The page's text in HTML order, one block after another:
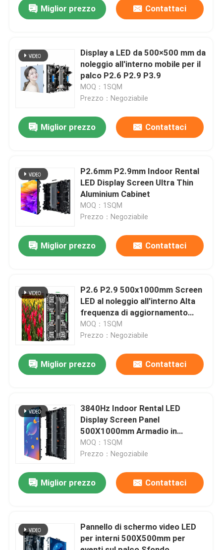
Prodotti
Video
Spettacolo VR
Visita alla fabbrica
Controllo della qualità
Contattaci
Chiedi un preventivo
Miglior prezzo Contattaci
Display a LED da 500×500 mm da
noleggio all'interno mobile per il
palco P2.6 P2.9 P3.9
MOQ：1SQM
Prezzo：Negoziabile
Miglior prezzo Contattaci
P2.6mm P2.9mm Indoor Rental
LED Display Screen Ultra Thin
Aluminium Cabinet
MOQ：1SQM
Prezzo：Negoziabile
Miglior prezzo Contattaci
P2.6 P2.9 500x1000mm Screen
LED al noleggio all'interno Alta
frequenza di aggiornamento
Nessun lampeggio
MOQ：1SQM
Prezzo：Negoziabile
Miglior prezzo Contattaci
3840Hz Indoor Rental LED
Display Screen Panel
500X1000mm Armadio in
alluminio
MOQ：1SQM
Prezzo：Negoziabile
Miglior prezzo Contattaci
Pannello di schermo video LED
per interni 500X500mm per